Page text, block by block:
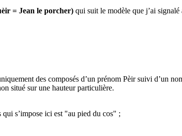
= Jean le porcher) qui suit le modèle que j’ai
des composés d’un prénom Pèir suivi d’un
situé sur une hauteur particulière.
s’impose ici est "au pied du cos" ;